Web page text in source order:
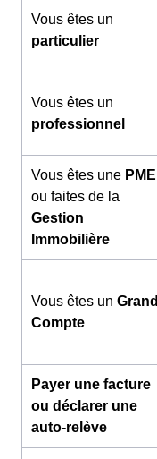
Vous êtes un
particulier
Vous êtes un
professionnel
Vous êtes une PME
ou faites de la
Gestion
Immobilière
Vous êtes un Grand
Compte
Payer une facture
ou déclarer une
auto-relève